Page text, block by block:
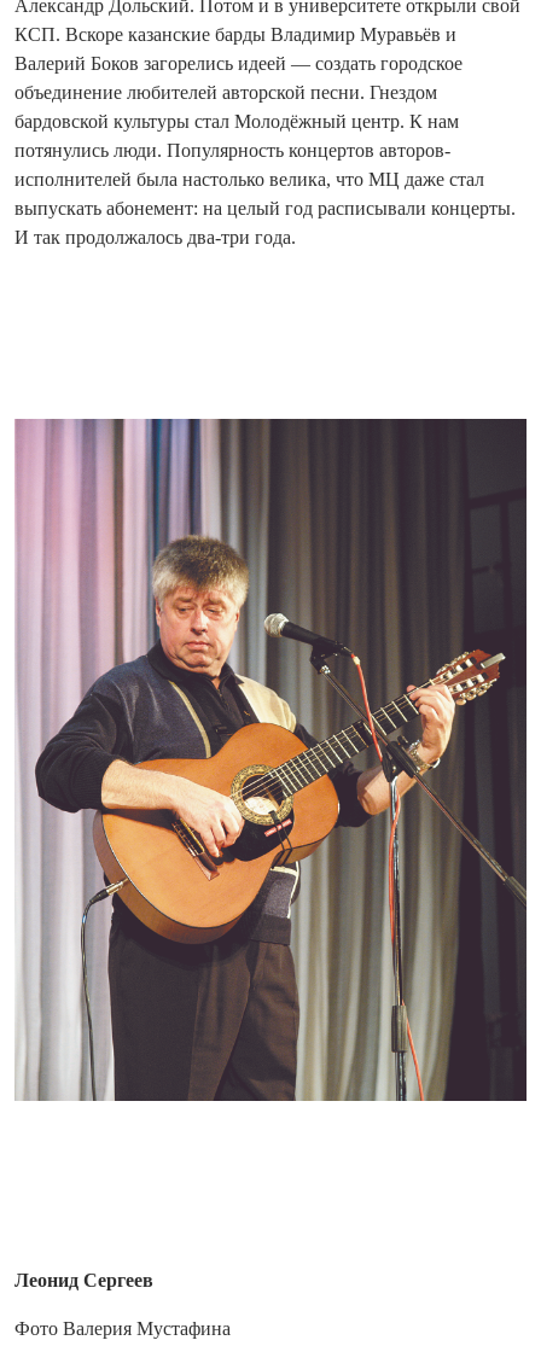
Александр Дольский. Потом и в университете открыли свой
КСП. Вскоре казанские барды Владимир Муравьёв и
Валерий Боков загорелись идеей — создать городское
объединение любителей авторской песни. Гнездом
бардовской культуры стал Молодёжный центр. К нам
потянулись люди. Популярность концертов авторов-
исполнителей была настолько велика, что МЦ даже стал
выпускать абонемент: на целый год расписывали концерты.
И так продолжалось два-три года.
Леонид Сергеев
Фото Валерия Мустафина